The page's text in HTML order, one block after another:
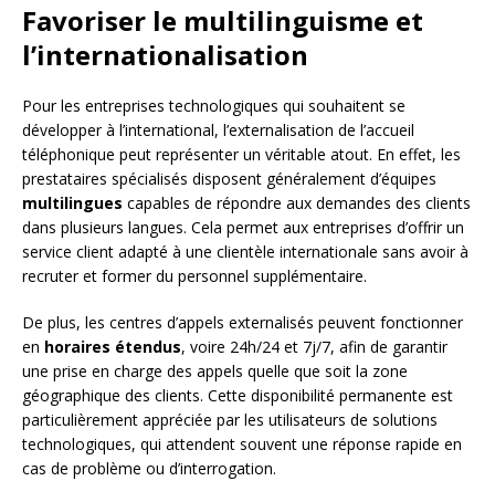
Favoriser le multilinguisme et
l’internationalisation
Pour les entreprises technologiques qui souhaitent se
développer à l’international, l’externalisation de l’accueil
téléphonique peut représenter un véritable atout. En effet, les
prestataires spécialisés disposent généralement d’équipes
multilingues capables de répondre aux demandes des clients
dans plusieurs langues. Cela permet aux entreprises d’offrir un
service client adapté à une clientèle internationale sans avoir à
recruter et former du personnel supplémentaire.
De plus, les centres d’appels externalisés peuvent fonctionner
en horaires étendus, voire 24h/24 et 7j/7, afin de garantir
une prise en charge des appels quelle que soit la zone
géographique des clients. Cette disponibilité permanente est
particulièrement appréciée par les utilisateurs de solutions
technologiques, qui attendent souvent une réponse rapide en
cas de problème ou d’interrogation.